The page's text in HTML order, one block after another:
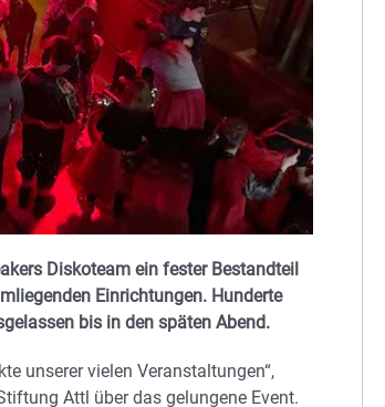
Diskoteam ein fester Bestandteil
Einrichtungen. Hunderte
bis in den späten Abend.
unserer vielen Veranstaltungen“,
Attl über das gelungene Event.